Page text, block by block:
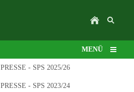
MENÜ
PRESSE - SPS 2025/26
PRESSE - SPS 2023/24